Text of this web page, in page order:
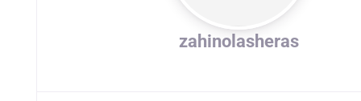
zahinolasheras